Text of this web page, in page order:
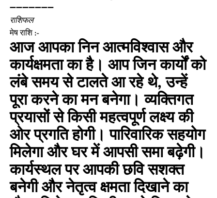
➖➖➖➖➖➖➖
राशिफल
मेष राशि :-
आज आपका निन आत्मविश्वास और
कार्यक्षमता का है। आप जिन कार्यों को
लंबे समय से टालते आ रहे थे, उन्हें
पूरा करने का मन बनेगा। व्यक्तिगत
प्रयासों से किसी महत्वपूर्ण लक्ष्य की
ओर प्रगति होगी। पारिवारिक सहयोग
मिलेगा और घर में आपसी समा बढ़ेगी।
कार्यस्थल पर आपकी छवि सशक्त
बनेगी और नेतृत्व क्षमता दिखाने का